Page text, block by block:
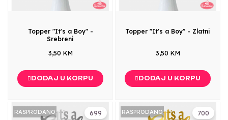
Topper "It's a Boy" -
Srebreni
3,50 KM
DODAJ U KORPU
Topper "It's a Boy" - Zlatni
3,50 KM
DODAJ U KORPU
699
RASPRODANO 700
RASPRODANO